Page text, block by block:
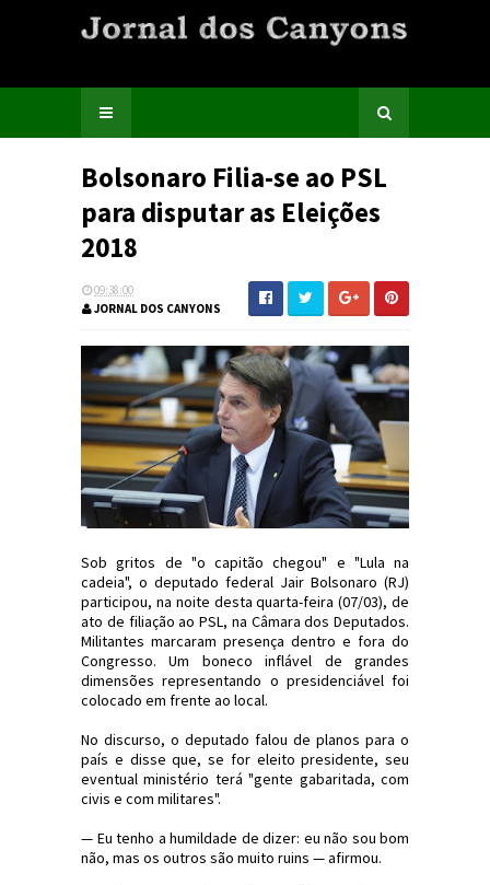
Bolsonaro Filia-se ao PSL
para disputar as Eleições
2018
09:38:00
JORNAL DOS CANYONS
Sob gritos de "o capitão chegou" e "Lula na
cadeia", o deputado federal Jair Bolsonaro (RJ)
participou, na noite desta quarta-feira (07/03), de
ato de filiação ao PSL, na Câmara dos Deputados.
Militantes marcaram presença dentro e fora do
Congresso. Um boneco inflável de grandes
dimensões representando o presidenciável foi
colocado em frente ao local.
No discurso, o deputado falou de planos para o
país e disse que, se for eleito presidente, seu
eventual ministério terá "gente gabaritada, com
civis e com militares".
— Eu tenho a humildade de dizer: eu não sou bom
não, mas os outros são muito ruins — afirmou.